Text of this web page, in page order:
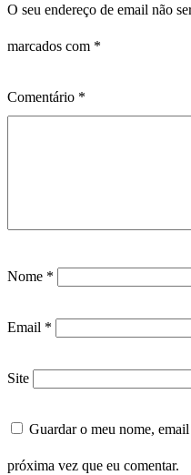
O seu endereço de email não
marcados com *
Comentário *
Nome *
Email *
Site
Guardar o meu nome,
próxima vez que eu comentar.